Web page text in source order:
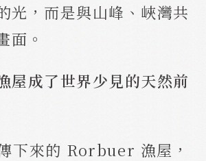
光，而是與山峰、峽灣共
面。
屋成了世界少見的天然前
下來的 Rorbuer 漁屋，